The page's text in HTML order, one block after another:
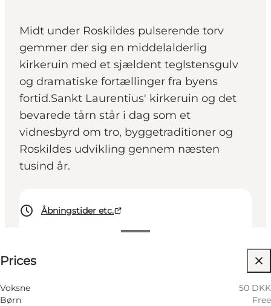
Midt under Roskildes pulserende torv
gemmer der sig en middelalderlig
kirkeruin med et sjældent teglstensgulv
og dramatiske fortællinger fra byens
fortid.Sankt Laurentius' kirkeruin og det
bevarede tårn står i dag som et
vidnesbyrd om tro, byggetraditioner og
Roskildes udvikling gennem næsten
tusind år.
Åbningstider etc.
Prices
Voksne
50 DKK
Børn
Free